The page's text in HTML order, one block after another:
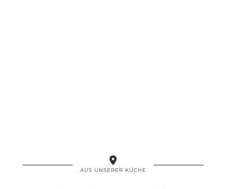
AUS UNSERER KÜCHE